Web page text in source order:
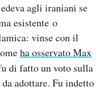
agli iraniani se
esistente o
vinse con il
ha osservato Max
di fatto un voto sulla
adottare. Fu indetto